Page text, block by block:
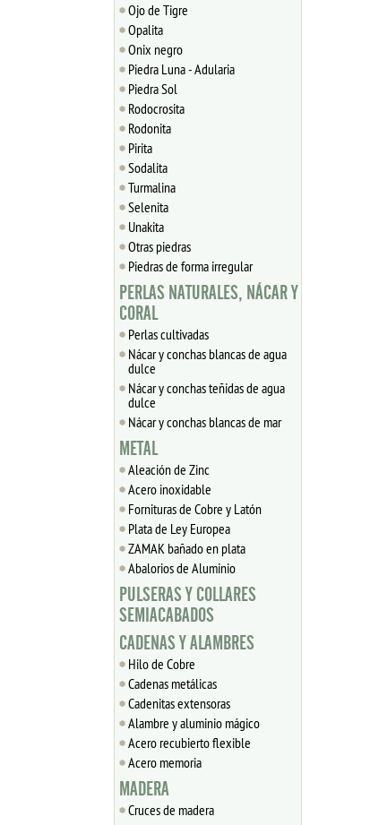
Ojo de Tigre
Opalita
Onix negro
Piedra Luna - Adularia
Piedra Sol
Rodocrosita
Rodonita
Pirita
Sodalita
Turmalina
Selenita
Unakita
Otras piedras
Piedras de forma irregular
PERLAS NATURALES, NÁCAR Y
CORAL
Perlas cultivadas
Nácar y conchas blancas de agua
dulce
Nácar y conchas teñidas de agua
dulce
Nácar y conchas blancas de mar
METAL
Aleación de Zinc
Acero inoxidable
Fornituras de Cobre y Latón
Plata de Ley Europea
ZAMAK bañado en plata
Abalorios de Aluminio
PULSERAS Y COLLARES
SEMIACABADOS
CADENAS Y ALAMBRES
Hilo de Cobre
Cadenas metálicas
Cadenitas extensoras
Alambre y aluminio mágico
Acero recubierto flexible
Acero memoria
MADERA
Cruces de madera